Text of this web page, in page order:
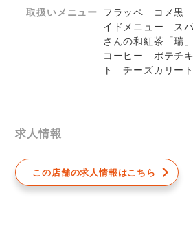
取扱いメニュー
フラッペ コメ黒
イドメニュー ス
さんの和紅茶「瑞
コーヒー ポテチ
ト チーズカリー
求人情報
この店舗の求人情報はこちら